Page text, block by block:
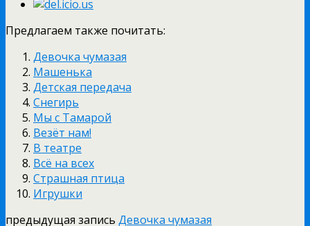
Предлагаем также почитать:
Девочка чумазая
Машенька
Детская передача
Снегирь
Мы с Тамарой
Везёт нам!
В театре
Всё на всех
Страшная птица
Игрушки
предыдущая запись Девочка чумазая